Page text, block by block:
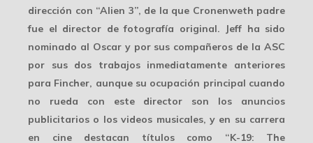
dirección con “Alien 3”, de la que Cronenweth padre
fue el director de fotografía original. Jeff ha sido
nominado al Oscary por sus compañeros de laASC
por sus dos trabajos inmediatamente anteriores
para Fincher, aunque su ocupación principal cuando
no rueda con este director son los anuncios
publicitarios o los videos musicales, y en su carrera
en cine destacan títulos como “K-19: The